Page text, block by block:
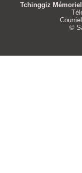
Tchinggiz Mémoriel
©